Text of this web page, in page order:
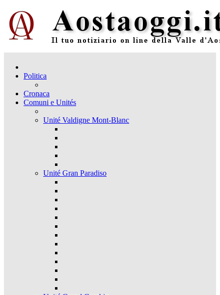
Politica
Cronaca
Comuni e Unités
Unité Valdigne Mont-Blanc
Unité Gran Paradiso